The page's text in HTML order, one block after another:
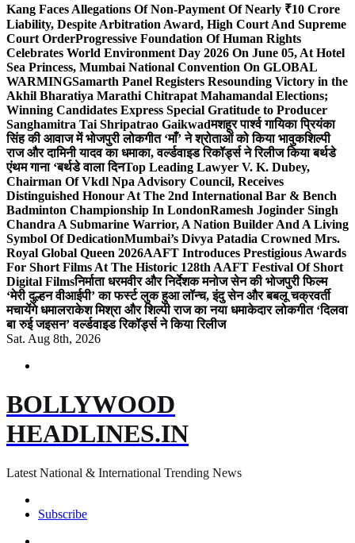
Kang Faces Allegations Of Non-Payment Of Nearly ₹10 Crore
Liability, Despite Arbitration Award, High Court And Supreme
Court OrderProgressive Foundation Of Human Rights
Celebrates World Environment Day 2026 On June 05, At Hotel
Sea Princess, Mumbai National Convention On GLOBAL
WARMINGSamarth Panel Registers Resounding Victory in the
Akhil Bharatiya Marathi Chitrapat Mahamandal Elections;
Winning Candidates Express Special Gratitude to Producer
Sanghamitra Tai Shripatrao Gaikwadमशहूर पार्श्व गायिका प्रियंका
सिंह की आवाज में भोजपुरी लोकगीत ‘माँ’ ने श्रोताओं को किया भावुकशिल्पी
राज और दामिनी यादव का धमाका, वर्ल्डवाइड रिकॉर्ड्स ने रिलीज किया बर्थडे
एंथम गाना ‘बर्थडे वाला दिनTop Leading Lawyer V. K. Dubey,
Chairman Of Vkdl Npa Advisory Council, Receives
Distinguished Honour At The 2nd International Bar & Bench
Badminton Championship In LondonRamesh Joginder Singh
Chandra A Submarine Warrior, A Nation Builder And A Living
Symbol Of DedicationMumbai’s Divya Patadia Crowned Mrs.
Royal Global Queen 2026AAFT Introduces Prestigious Awards
For Short Films At The Historic 128th AAFT Festival Of Short
Digital Filmsनिर्माता धरमवीर और निर्देशक मनोज सेन की भोजपुरी फिल्म
‘मेरी दुल्हन वीआईपी’ का फर्स्ट लुक हुआ लॉन्च, इंदु सेन और बबलू चक्रवर्ती
मचायेंगे धमालराकेश मिश्रा और शिल्पी राज का नया धमाकेदार लोकगीत ‘दिलवा
बा रुई जइसन’ वर्ल्डवाइड रिकॉर्ड्स ने किया रिलीज
Sat. Aug 8th, 2026
BOLLYWOOD
HEADLINES.IN
Latest National & International Trending News
Subscribe